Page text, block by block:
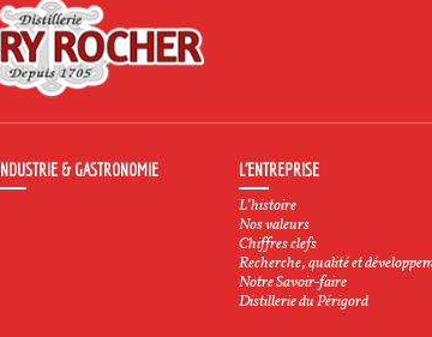
& GASTRONOMIE L’ENTREPRISE
L’histoire
Nos valeurs
Chiffres clefs
Recherche, qualité et
Notre Savoir-faire
Distillerie du Périgord